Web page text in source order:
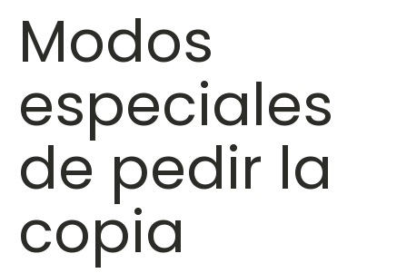
Modos
especiales
de pedir la
copia